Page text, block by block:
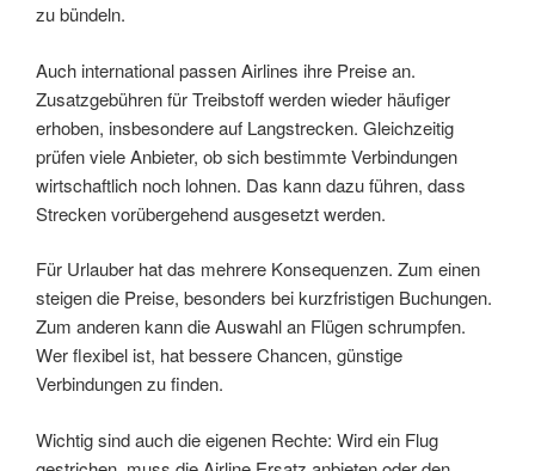
zu bündeln.
Auch international passen Airlines ihre Preise an.
Zusatzgebühren für Treibstoff werden wieder häufiger
erhoben, insbesondere auf Langstrecken. Gleichzeitig
prüfen viele Anbieter, ob sich bestimmte Verbindungen
wirtschaftlich noch lohnen. Das kann dazu führen, dass
Strecken vorübergehend ausgesetzt werden.
Für Urlauber hat das mehrere Konsequenzen. Zum einen
steigen die Preise, besonders bei kurzfristigen Buchungen.
Zum anderen kann die Auswahl an Flügen schrumpfen.
Wer flexibel ist, hat bessere Chancen, günstige
Verbindungen zu finden.
Wichtig sind auch die eigenen Rechte: Wird ein Flug